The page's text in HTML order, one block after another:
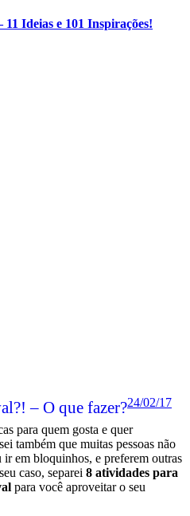
Ideias e 101 Inspirações!
– O que fazer?24/02/17
para quem gosta e quer
também que muitas pessoas não
em bloquinhos, e preferem outras
caso, separei 8 atividades para
para você aproveitar o seu